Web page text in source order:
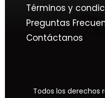
Términos y
Preguntas
Contáctanos
Todos los derechos